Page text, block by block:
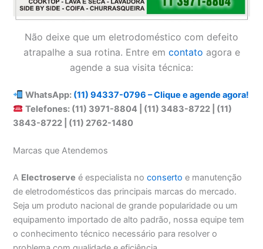
Não deixe que um eletrodoméstico com defeito
atrapalhe a sua rotina. Entre em contato agora e
agende a sua visita técnica:
WhatsApp: (11) 94337-0796 – Clique e agende agora!
Telefones: (11) 3971-8804 | (11) 3483-8722 | (11)
3843-8722 | (11) 2762-1480
Marcas que Atendemos
A Electroserve é especialista noconserto e manutenção
de eletrodomésticos das principais marcas do mercado.
Seja um produto nacional de grande popularidade ou um
equipamento importado de alto padrão, nossa equipe tem
o conhecimento técnico necessário para resolver o